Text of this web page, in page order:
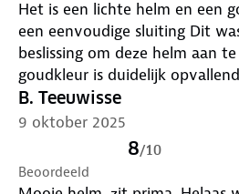
Het is een lichte helm en een
een eenvoudige sluiting Dit was de belangrijkste
beslissing om deze helm aan
goudkleur is duidelijk
complimenten krijg.
B. Teeuwisse
9 oktober 2025
8/10
Beoordeeld